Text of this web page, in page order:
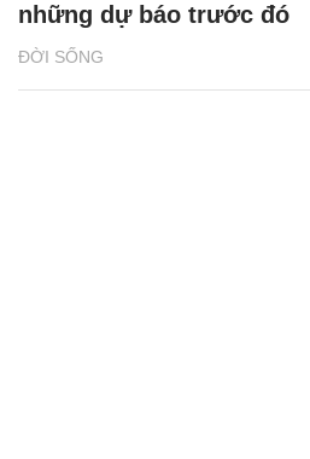
ĐỜI SỐNG
những dự báo trước đó